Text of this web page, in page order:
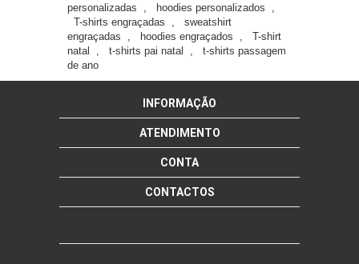
personalizadas
hoodies personalizados
T-shirts engraçadas
sweatshirt
engraçadas
hoodies engraçados
T-shirt
natal
t-shirts pai natal
t-shirts passagem
de ano
INFORMAÇÃO
ATENDIMENTO
CONTA
CONTACTOS